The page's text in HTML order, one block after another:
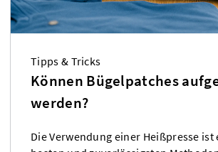
Tipps & Tricks
Können Bügelpatches
werden?
Die Verwendung einer Heißpresse ist